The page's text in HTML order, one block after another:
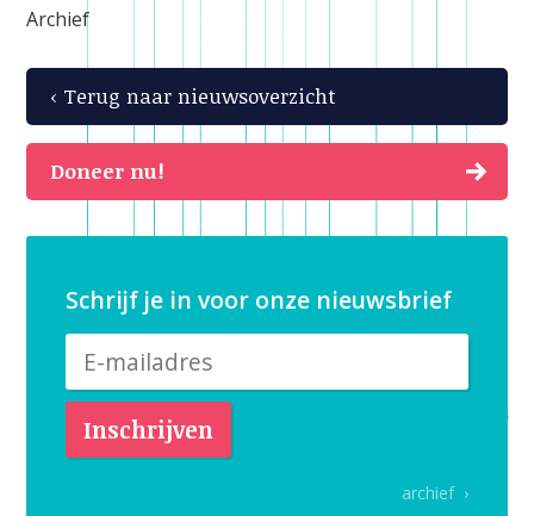
Archief
‹ Terug naar nieuwsoverzicht
Doneer nu!
Schrijf je in voor onze nieuwsbrief
archief ›